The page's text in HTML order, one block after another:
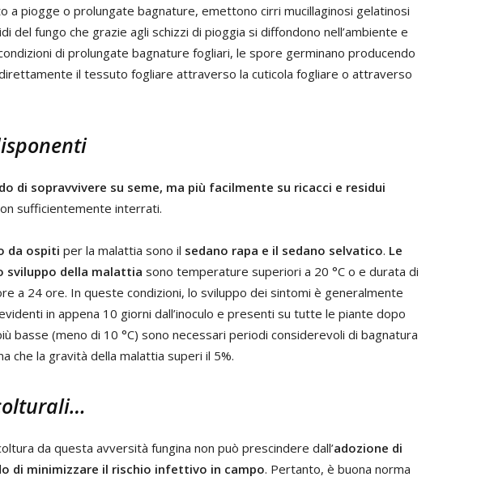
a piogge o prolungate bagnature, emettono cirri mucillaginosi gelatinosi
del fungo che grazie agli schizzi di pioggia si diffondono nell’ambiente e
di prolungate bagnature fogliari, le spore germinano producendo
il tessuto fogliare attraverso la cuticola fogliare o attraverso
di sopravvivere su seme, ma più facilmente su ricacci e residui
sufficientemente interrati.
da ospiti per la malattia sono il sedano rapa e il sedano selvatico. Le
sviluppo della malattia sono temperature superiori a 20 °C o e durata di
a 24 ore. In queste condizioni, lo sviluppo dei sintomi è generalmente
in appena 10 giorni dall’inoculo e presenti su tutte le piante dopo
basse (meno di 10 °C) sono necessari periodi considerevoli di bagnatura
che la gravità della malattia superi il 5%.
da questa avversità fungina non può prescindere dall’adozione di
di minimizzare il rischio infettivo in campo. Pertanto, è buona norma